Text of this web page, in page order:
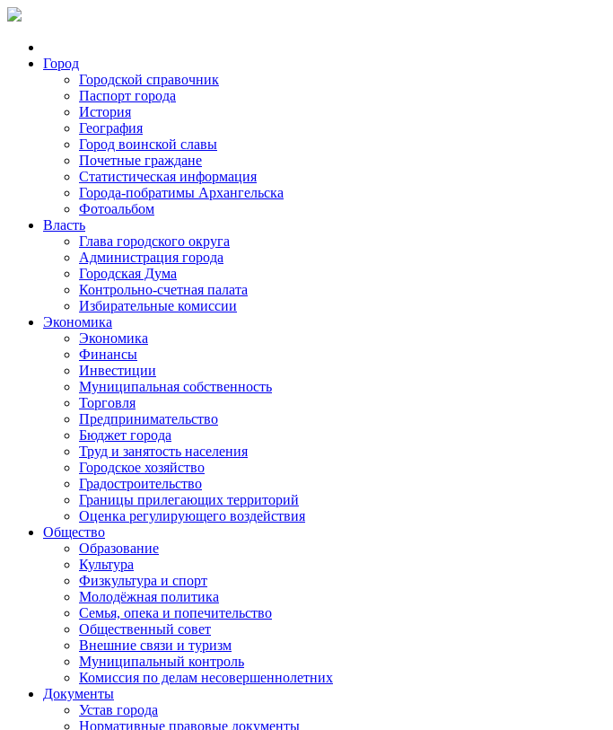
Город
Городской справочник
Паспорт города
История
География
Город воинской славы
Почетные граждане
Статистическая информация
Города-побратимы Архангельска
Фотоальбом
Власть
Глава городского округа
Администрация города
Городская Дума
Контрольно-счетная палата
Избирательные комиссии
Экономика
Экономика
Финансы
Инвестиции
Муниципальная собственность
Торговля
Предпринимательство
Бюджет города
Труд и занятость населения
Городское хозяйство
Градостроительство
Границы прилегающих территорий
Оценка регулирующего воздействия
Общество
Образование
Культура
Физкультура и спорт
Молодёжная политика
Семья, опека и попечительство
Общественный совет
Внешние связи и туризм
Муниципальный контроль
Комиссия по делам несовершеннолетних
Документы
Устав города
Нормативные правовые документы